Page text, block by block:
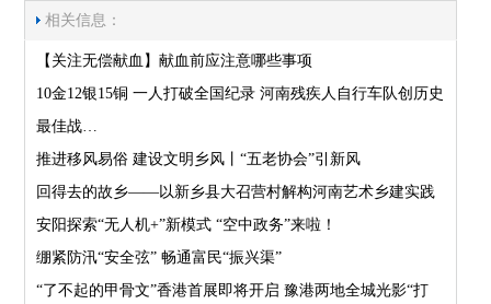
相关信息：
【关注无偿献血】献血前应注意哪些事项
10金12银15铜 一人打破全国纪录 河南残疾人自行车队创历史
最佳战…
推进移风易俗 建设文明乡风丨“五老协会”引新风
回得去的故乡——以新乡县大召营村解构河南艺术乡建实践
安阳探索“无人机+”新模式 “空中政务”来啦！
绷紧防汛“安全弦” 畅通富民“振兴渠”
“了不起的甲骨文”香港首展即将开启 豫港两地全城光影“打